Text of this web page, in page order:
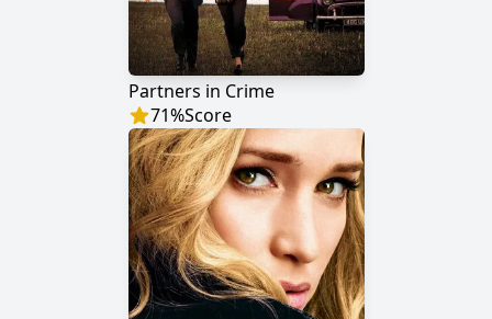
Partners in Crime
71%Score